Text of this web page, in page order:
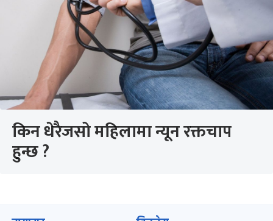
किन धेरैजसो महिलामा न्यून रक्तचाप
हुन्छ ?